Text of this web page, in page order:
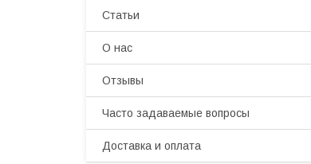
Статьи
О нас
Отзывы
Часто задаваемые вопросы
Доставка и оплата